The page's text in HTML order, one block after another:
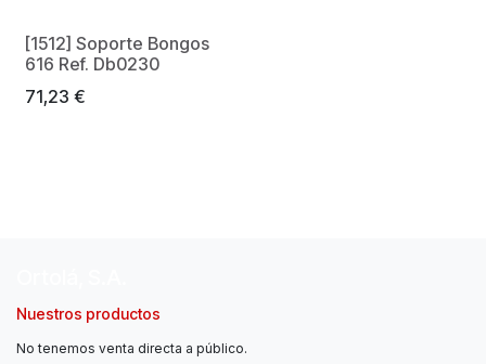
[1512] Soporte Bongos
616 Ref. Db0230
71,23 €
Nuestros productos
No tenemos venta directa a público.